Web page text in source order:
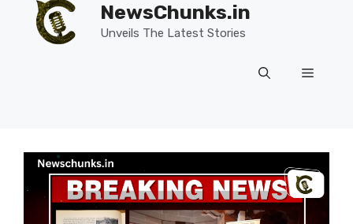
content
NewsChunks.in
Unveils The Latest Stories
Menu